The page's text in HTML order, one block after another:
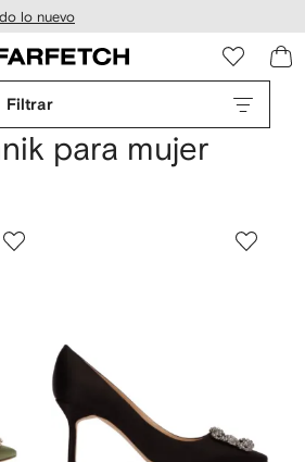
lo nuevo
Filtrar
para mujer